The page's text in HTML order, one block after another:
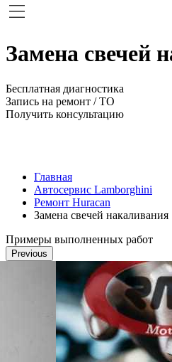
Замена свечей
Бесплатная диагностика
Запись на ремонт / ТО
Получить консультацию
Главная
Автосервис Lamborghini
Ремонт Huracan
Замена свечей накаливания
Примеры выполненных работ
Previous